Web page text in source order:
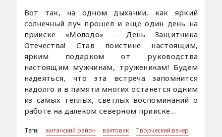
Вот так, на одном дыхании, как яркий
солнечный луч прошел и еще один день на
прииске «Молодо» - День Защитника
Отечества! Став поистине настоящим,
ярким подарком от руководства
настоящим мужчинам, труженикам! Будем
надеяться, что эта встреча запомнится
надолго и в памяти многих останется одним
из самых теплых, светлых воспоминаний о
работе на далеком северном прииске…
Теги: жиганский район вахтовик
Творческий вечер